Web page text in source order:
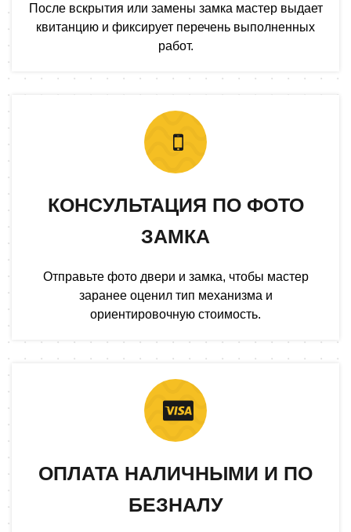
После вскрытия или замены замка мастер выдает
квитанцию и фиксирует перечень выполненных
работ.
КОНСУЛЬТАЦИЯ ПО ФОТО
ЗАМКА
Отправьте фото двери и замка, чтобы мастер
заранее оценил тип механизма и
ориентировочную стоимость.
ОПЛАТА НАЛИЧНЫМИ И ПО
БЕЗНАЛУ